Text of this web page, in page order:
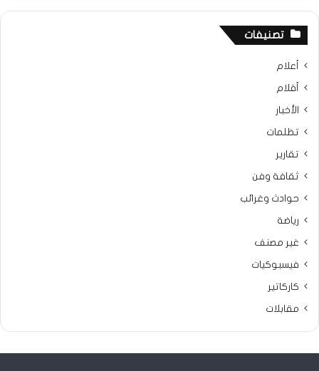
تصنيفات
أعلام
أقلام
الأخبار
تظلمات
تقارير
ثقافة وفن
حوادث وغرائب
رياضة
غير مصنف
فيسبوكيات
كاركاتير
مقابلات